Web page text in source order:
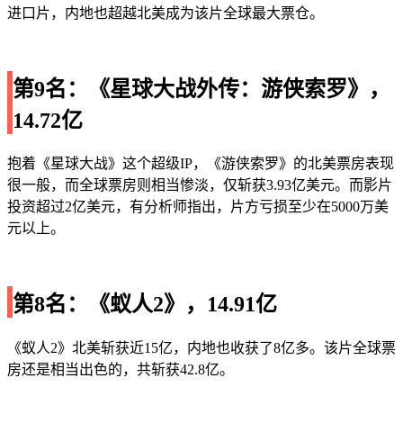
进口片，内地也超越北美成为该片全球最大票仓。
第9名：《星球大战外传：游侠索罗》，
14.72亿
抱着《星球大战》这个超级IP，《游侠索罗》的北美票房表现
很一般，而全球票房则相当惨淡，仅斩获3.93亿美元。而影片
投资超过2亿美元，有分析师指出，片方亏损至少在5000万美
元以上。
第8名：《蚁人2》，14.91亿
《蚁人2》北美斩获近15亿，内地也收获了8亿多。该片全球票
房还是相当出色的，共斩获42.8亿。